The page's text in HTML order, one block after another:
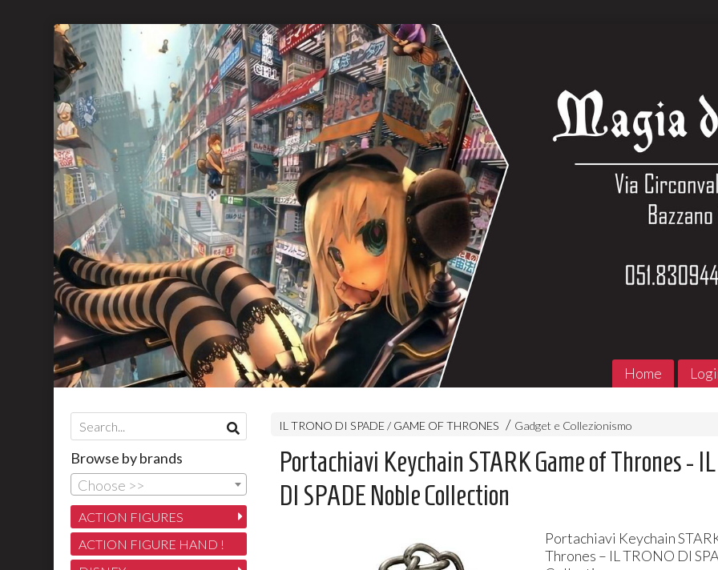
Home
IL TRONO DI SPADE / GAME OF THRONES Gadget e Collezionismo
Portachiavi Keychain STARK Game of Thrones -
DI SPADE Noble Collection
Portachiavi Keychain
Thrones – ILTRONO DI
Browse by brands
Choose >>
ACTION FIGURES
ACTION FIGURE HAND !